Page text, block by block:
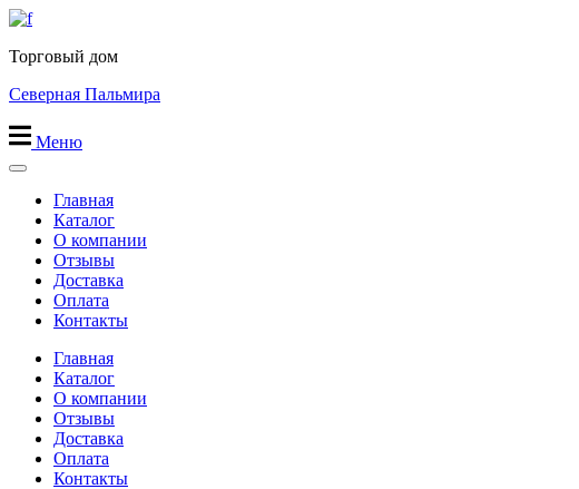
Перейти
содержимому
Торговый дом
Северная Пальмира
Меню
Главная
Каталог
О компании
Отзывы
Доставка
Оплата
Контакты
Главная
Каталог
О компании
Отзывы
Доставка
Оплата
Контакты